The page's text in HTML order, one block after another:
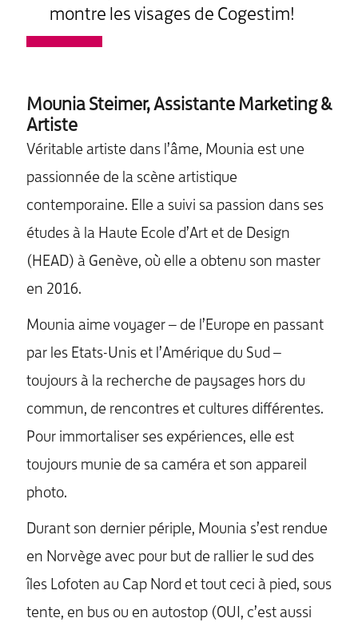
montre les visages de Cogestim!
Mounia Steimer, Assistante Marketing &
Artiste
Véritable artiste dans l’âme, Mounia est une
passionnée de la scène artistique
contemporaine. Elle a suivi sa passion dans ses
études à la Haute Ecole d’Art et de Design
(HEAD) à Genève, où elle a obtenu son master
en 2016.
Mounia aime voyager – de l’Europe en passant
par les Etats-Unis et l’Amérique du Sud –
toujours à la recherche de paysages hors du
commun, de rencontres et cultures différentes.
Pour immortaliser ses expériences, elle est
toujours munie de sa caméra et son appareil
photo.
Durant son dernier périple, Mounia s’est rendue
en Norvège avec pour but de rallier le sud des
îles Lofoten au Cap Nord et tout ceci à pied, sous
tente, en bus ou en autostop (OUI, c’est aussi